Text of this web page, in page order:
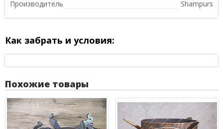
Производитель
Shampurs
Как забрать и условия:
Похожие товары